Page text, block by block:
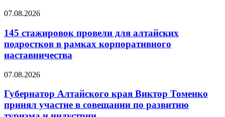
07.08.2026
145 стажировок провели для алтайских
подростков в рамках корпоративного
наставничества
07.08.2026
Губернатор Алтайского края Виктор Томенко
принял участие в совещании по развитию